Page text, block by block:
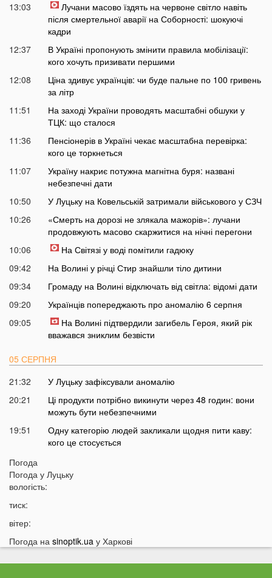
13:03
Лучани масово їздять на червоне світло навіть
після смертельної аварії на Соборності: шокуючі
кадри
12:37
В Україні пропонують змінити правила мобілізації:
кого хочуть призивати першими
12:08
Ціна здивує українців: чи буде пальне по 100 гривень
за літр
11:51
На заході України проводять масштабні обшуки у
ТЦК: що сталося
11:36
Пенсіонерів в Україні чекає масштабна перевірка:
кого це торкнеться
11:07
Україну накриє потужна магнітна буря: названі
небезпечні дати
10:50
У Луцьку на Ковельській затримали військового у СЗЧ
10:26
«Смерть на дорозі не злякала мажорів»: лучани
продовжують масово скаржитися на нічні перегони
10:06
На Світязі у воді помітили гадюку
09:42
На Волині у річці Стир знайшли тіло дитини
09:34
Громаду на Волині відключать від світла: відомі дати
09:20
Українців попереджають про аномалію 6 серпня
09:05
На Волині підтвердили загибель Героя, який рік
вважався зниклим безвісти
05 СЕРПНЯ
21:32
У Луцьку зафіксували аномалію
20:21
Ці продукти потрібно викинути через 48 годин: вони
можуть бути небезпечними
19:51
Одну категорію людей закликали щодня пити каву:
кого це стосується
19:20
Спас: повний перелік
18:40
18:09
17:38
Деякі продукти можуть зникнути з полиць магазинів:
які міста під загрозою
Погода
Погода у Луцьку
вологість:
тиск:
вітер:
Погода на sinoptik.ua у Харкові